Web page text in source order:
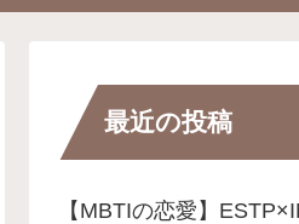
最近の投稿
【MBTIの恋愛】